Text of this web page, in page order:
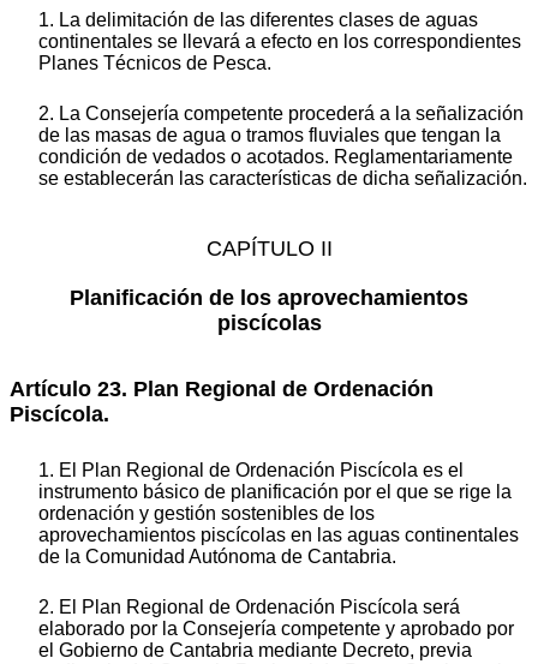
1. La delimitación de las diferentes clases de aguas
continentales se llevará a efecto en los correspondientes
Planes Técnicos de Pesca.
2. La Consejería competente procederá a la señalización
de las masas de agua o tramos fluviales que tengan la
condición de vedados o acotados. Reglamentariamente
se establecerán las características de dicha señalización.
CAPÍTULO II
Planificación de los aprovechamientos
piscícolas
Artículo 23. Plan Regional de Ordenación
Piscícola.
1. El Plan Regional de Ordenación Piscícola es el
instrumento básico de planificación por el que se rige la
ordenación y gestión sostenibles de los
aprovechamientos piscícolas en las aguas continentales
de la Comunidad Autónoma de Cantabria.
2. El Plan Regional de Ordenación Piscícola será
elaborado por la Consejería competente y aprobado por
el Gobierno de Cantabria mediante Decreto, previa